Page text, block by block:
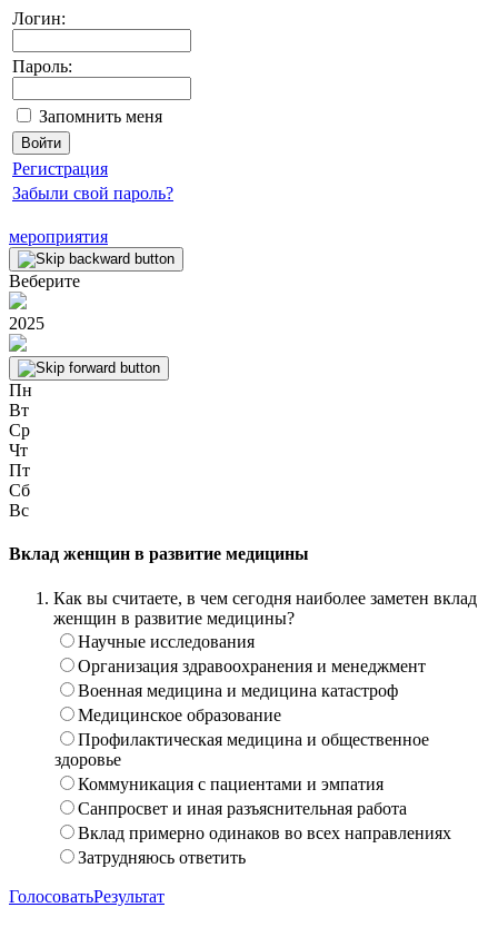
Логин:
Пароль:
Запомнить меня
Регистрация
Забыли свой пароль?
мероприятия
Веберите
2025
Пн
Вт
Ср
Чт
Пт
Сб
Вс
Вклад женщин в развитие медицины
Как вы считаете, в чем сегодня наиболее заметен вклад
женщин в развитие медицины?
Научные исследования
Организация здравоохранения и менеджмент
Военная медицина и медицина катастроф
Медицинское образование
Профилактическая медицина и общественное
здоровье
Коммуникация с пациентами и эмпатия
Санпросвет и иная разъяснительная работа
Вклад примерно одинаков во всех направлениях
Затрудняюсь ответить
ГолосоватьРезультат